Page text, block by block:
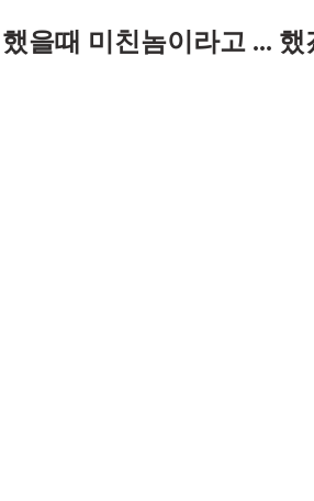
을때 미친놈이라고 ...